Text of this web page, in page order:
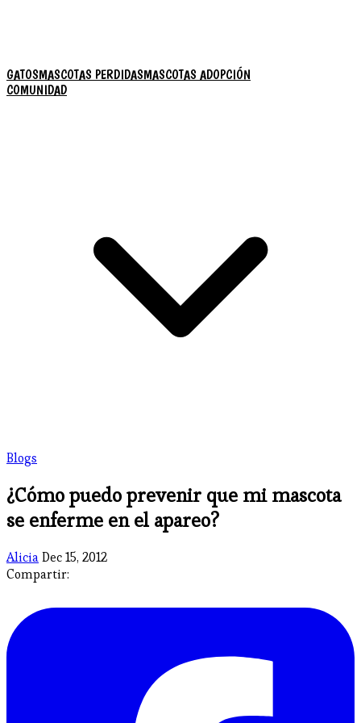
GATOSMASCOTAS PERDIDASMASCOTAS ADOPCIÓN
COMUNIDAD
Blogs
¿Cómo puedo prevenir que mi mascota
se enferme en el apareo?
AliciaDec 15, 2012
Compartir: